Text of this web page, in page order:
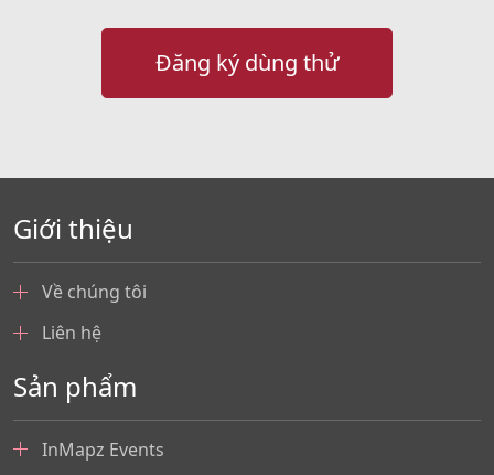
Đăng ký dùng thử
Giới thiệu
Về chúng tôi
Liên hệ
Sản phẩm
InMapz Events